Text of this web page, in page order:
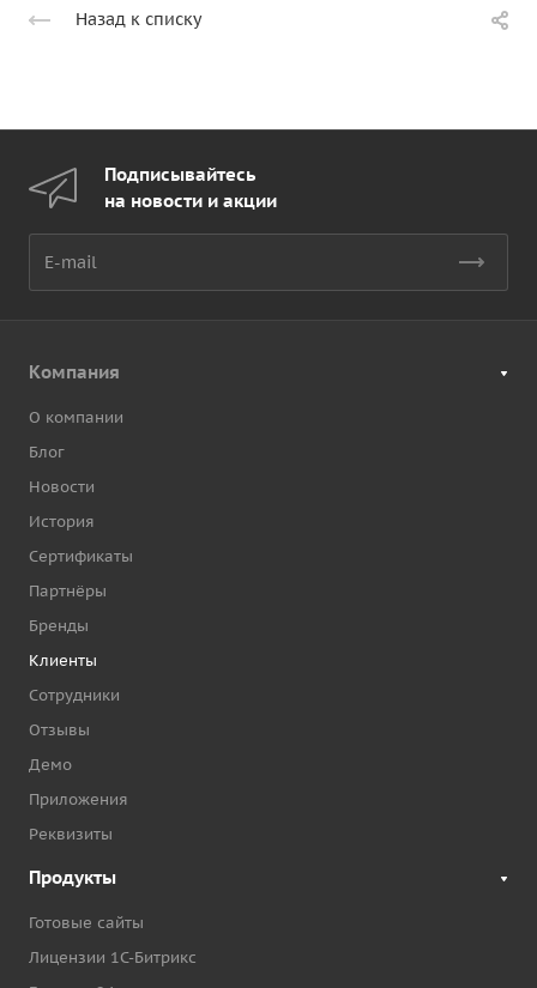
Назад к списку
Подписывайтесь
на новости и акции
Компания
О компании
Блог
Новости
История
Сертификаты
Партнёры
Бренды
Клиенты
Сотрудники
Отзывы
Демо
Приложения
Реквизиты
Продукты
Готовые сайты
Лицензии 1С-Битрикс